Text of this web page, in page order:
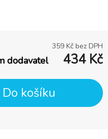
359 Kč bez DPH
dodavatel 434 Kč
Do košíku